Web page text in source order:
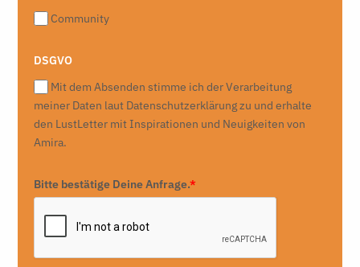
Community
DSGVO
Mit dem Absenden stimme ich der Verarbeitung
meiner Daten laut Datenschutzerklärung zu und erhalte
den LustLetter mit Inspirationen und Neuigkeiten von
Amira.
Bitte bestätige Deine Anfrage.*